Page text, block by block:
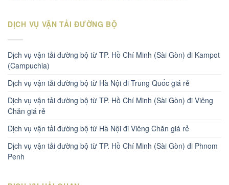
DỊCH VỤ VẬN TẢI ĐƯỜNG BỘ
Dịch vụ vận tải đường bộ từ TP. Hồ Chí Minh (Sài Gòn) đi Kampot
(Campuchia)
Dịch vụ vận tải đường bộ từ Hà Nội đi Trung Quốc giá rẻ
Dịch vụ vận tải đường bộ từ TP. Hồ Chí Minh (Sài Gòn) đi Viêng
Chăn giá rẻ
Dịch vụ vận tải đường bộ từ Hà Nội đi Viêng Chăn giá rẻ
Dịch vụ vận tải đường bộ từ TP. Hồ Chí Minh (Sài Gòn) đi Phnom
Penh